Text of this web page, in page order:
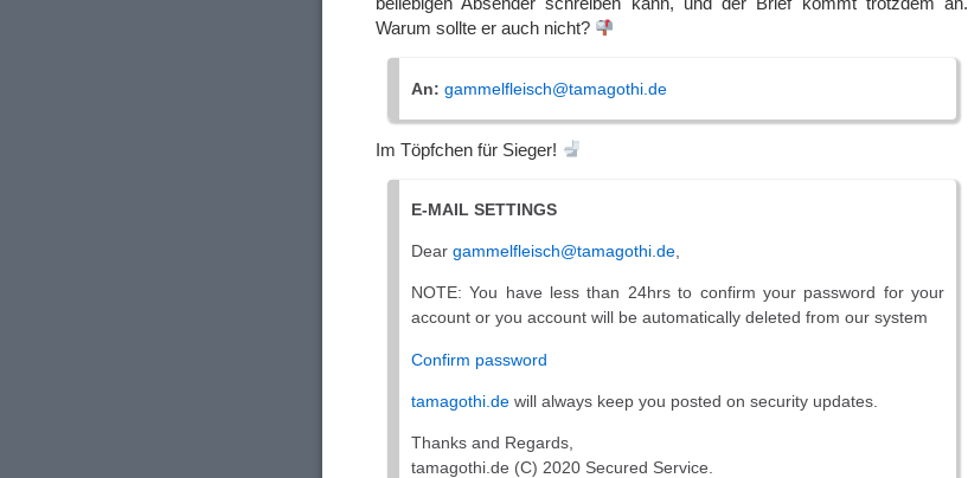
Warum sollte er auch nicht?
An: gammelfleisch@tamagothi.de
Im Töpfchen für Sieger!
E-MAIL SETTINGS
Dear gammelfleisch@tamagothi.de,
NOTE: You have less than 24hrs to confirm your password for your
account or you account will be automatically deleted from our system
Confirm password
tamagothi.de will always keep you posted on security updates.
Thanks and Regards,
tamagothi.de (C) 2020 Secured Service.